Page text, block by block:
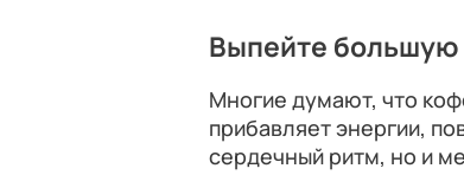
Выпейте большую
Многие думают, что
прибавляет энергии,
сердечный ритм, но и